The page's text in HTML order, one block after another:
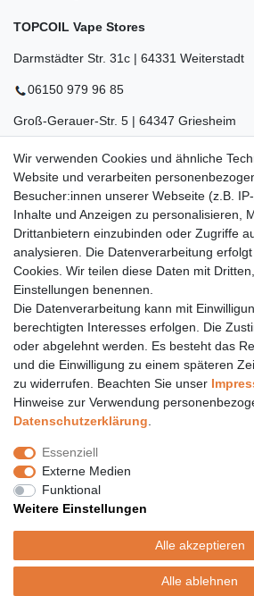
TOPCOIL Vape Stores
Darmstädter Str. 31c | 64331 Weiterstadt
06150 979 96 85
Groß-Gerauer-Str. 5 | 64347 Griesheim
06155 834 88 58
Eberstädter Str. 21 | 64319 Pfungstadt
06157 984 88 55
Öffnungszeiten finden Sie hier:
E-MAIL **
Newsletter
Honig
Hiermit bestätige ich, dass ich die
Meine Einwilligung kann ich jederzeit widerrufen.**
Abonnieren
Versand
Versandinformation
Versandkosten nur 4,90€
- kostenfrei ab 39€ Warenwert
Wir verwenden Cookies und ähnliche
Website und verarbeiten
Besucher:innen unserer Webseite (z.B.
Inhalte und Anzeigen zu personalisieren,
Drittanbietern einzubinden oder Zugriffe
analysieren. Die Datenverarbeitung
Cookies. Wir teilen diese Daten mit
Einstellungen benennen.
Die Datenverarbeitung kann mit
berechtigten Interesses erfolgen. Die
oder abgelehnt werden. Es besteht das
und die Einwilligung zu einem späteren
zu widerrufen. Beachten Sie unser
Hinweise zur Verwendung
Daten­schutz­erklärung
Essenziell
Externe Medien
Funktional
Weitere Einstellungen
Alle akzeptieren
Alle ablehnen
© Copyright 2020 Topcoil Jennifer Haas.